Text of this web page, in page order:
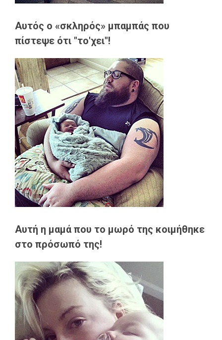
Αυτός ο «σκληρός» μπαμπάς που
πίστεψε ότι "το'χει"!
Αυτή η μαμά που το μωρό της κοιμήθηκε
στο πρόσωπό της!